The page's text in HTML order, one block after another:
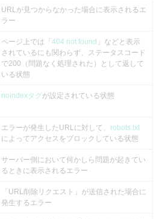
URLが見つからなかった場合に表示されるエ
ラー
ページ上では「 404 not found 」などと表示
されているにも関わらず、ステータスコード
で200（問題なく処理された）として返して
いる状態
noindexタグが設定されている状態
エラーが発生したURLに対して、 robots.txt
によってアクセスをブロックしている状態
サーバー側において何かしら問題が起きてい
るときに表示されるエラー
「URL削除リクエスト」が送信された場合に
発生するエラー